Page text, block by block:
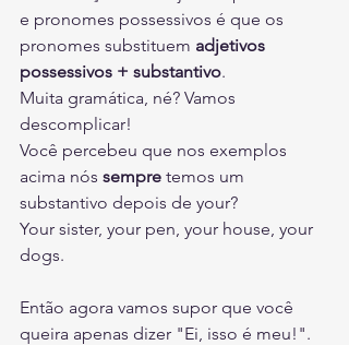
e pronomes possessivos é que os
pronomes substituem adjetivos
possessivos + substantivo.
Muita gramática, né? Vamos
descomplicar!
Você percebeu que nos exemplos
acima nós sempre temos um
substantivo depois de your?
Your sister, your pen, your house, your
dogs.
Então agora vamos supor que você
queira apenas dizer "Ei, isso é meu!".